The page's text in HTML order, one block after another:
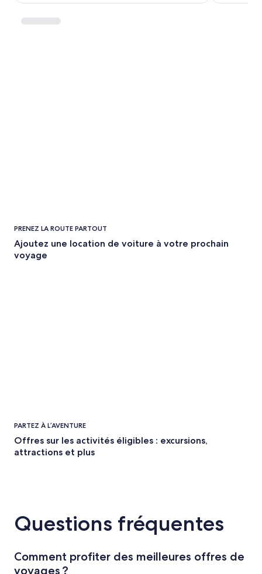
PRENEZ LA ROUTE PARTOUT
Ajoutez une location de voiture à votre prochain
voyage
PARTEZ À L’AVENTURE
Offres sur les activités éligibles : excursions,
attractions et plus
Questions fréquentes
Comment profiter des meilleures offres de
voyages ?